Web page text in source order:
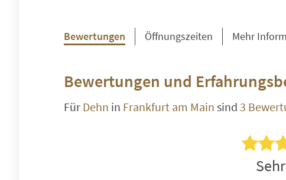
Bewertungen Öffnungszeiten Mehr
Bewertungen und
Für Dehn in Frankfurt am Main sind 3